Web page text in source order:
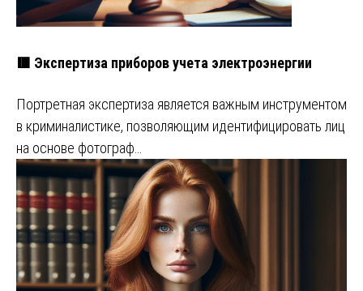
🟥 Экспертиза приборов учета электроэнергии
Портретная экспертиза является важным инструментом
в криминалистике, позволяющим идентифицировать лиц
на основе фотограф…